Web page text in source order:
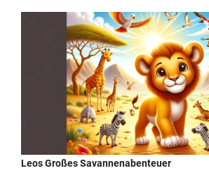
Leos Großes Savannenabenteuer